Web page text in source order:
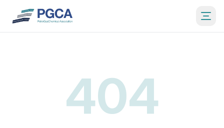
404